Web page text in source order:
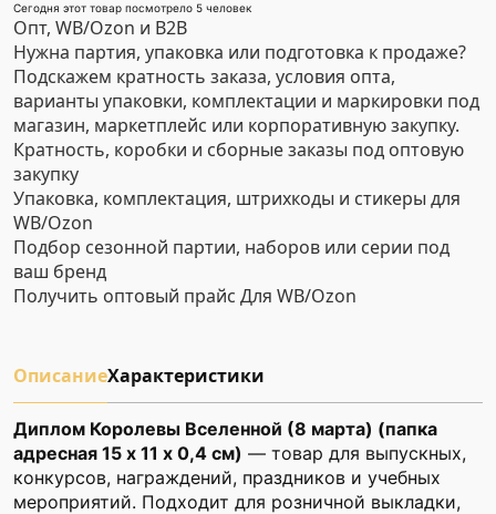
Сегодня этот товар посмотрело 5 человек
Опт, WB/Ozon и B2B
Нужна партия, упаковка или подготовка к продаже?
Подскажем кратность заказа, условия опта,
варианты упаковки, комплектации и маркировки под
магазин, маркетплейс или корпоративную закупку.
Кратность, коробки и сборные заказы под оптовую
закупку
Упаковка, комплектация, штрихкоды и стикеры для
WB/Ozon
Подбор сезонной партии, наборов или серии под
ваш бренд
Получить оптовый прайс Для WB/Ozon
ОписаниеХарактеристики
Диплом Королевы Вселенной (8 марта) (папка
адресная 15 х 11 х 0,4 см) — товар для выпускных,
конкурсов, награждений, праздников и учебных
мероприятий. Подходит для розничной выкладки,